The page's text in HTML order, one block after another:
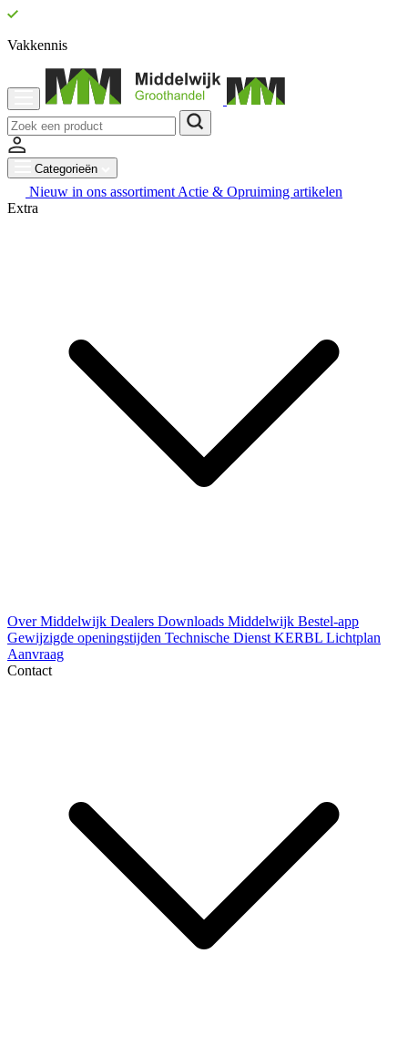
Vakkennis
Categorieën
Nieuw in ons assortiment Actie & Opruiming artikelen
Extra
Over Middelwijk Dealers Downloads Middelwijk Bestel-app
Gewijzigde openingstijden Technische Dienst KERBL Lichtplan
Aanvraag
Contact